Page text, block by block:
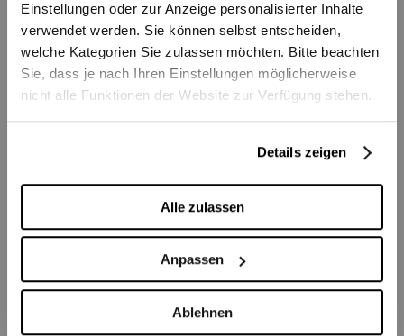
Einstellungen oder zur Anzeige personalisierter Inhalte
verwendet werden. Sie können selbst entscheiden,
welche Kategorien Sie zulassen möchten. Bitte beachten
Sie, dass je nach Ihren Einstellungen möglicherweise
nicht alle Funktionen der Website zur Verfügung stehen.
Details zeigen
Alle zulassen
Anpassen
Ablehnen
Strasse/Nummer
PLZ/Ort
E-Mail